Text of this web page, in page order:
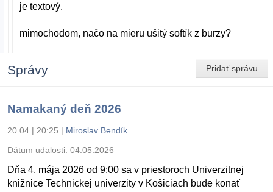
je textový.
mimochodom, načo na mieru ušitý softík z burzy?
Pridať správu
Správy
Namakaný deň 2026
20.04 | 20:25 | Miroslav Bendík
Dátum udalosti: 04.05.2026
Dňa 4. mája 2026 od 9:00 sa v priestoroch Univerzitnej
knižnice Technickej univerzity v Košiciach bude konať